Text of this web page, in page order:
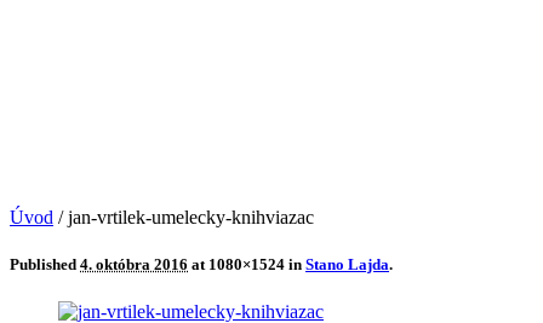
Úvod /jan-vrtilek-umelecky-knihviazac
Published 4. októbra 2016 at 1080×1524 in Stano Lajda.